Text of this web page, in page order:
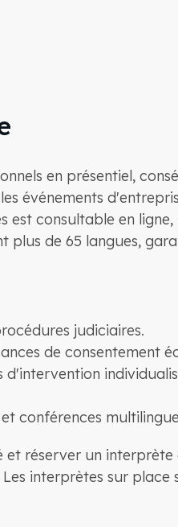
en présentiel,
événements
consultable en
de 65 langues,
judiciaires.
de consentement
d'intervention
conférences
réserver un
interprètes sur